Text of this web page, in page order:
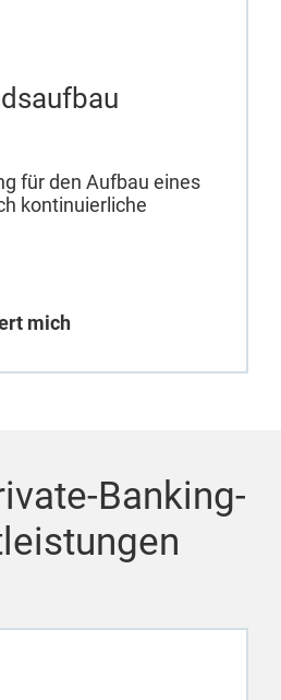
für den Aufbau eines
kontinuierliche
mich
Banking-